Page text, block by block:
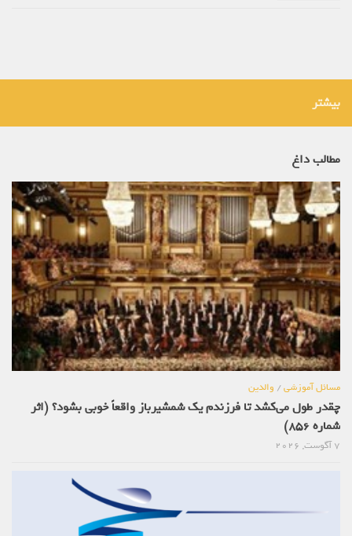
بیشتر
مطالب داغ
مسائل آموزشی/ والدین
چقدر طول می‌کشد تا فرزندم یک شمشیرباز واقعاً خوبی بشود؟ (اثر
شماره 856)
7 آگوست, 2026